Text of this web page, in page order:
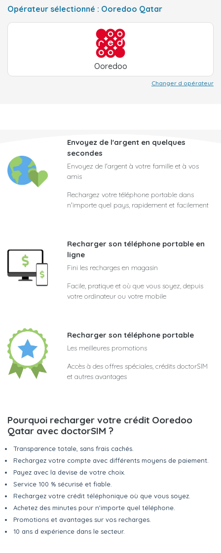
Opérateur sélectionné : Ooredoo Qatar
Ooredoo
Changer d opérateur
Envoyez de l'argent en quelques
secondes
Envoyez de l'argent à votre famille et à vos
amis
Rechargez votre téléphone portable dans
n'importe quel pays, rapidement et facilement
Recharger son téléphone portable en
ligne
Fini les recharges en magasin
Facile, pratique et où que vous soyez, depuis
votre ordinateur ou votre mobile
Recharger son téléphone portable
Les meilleures promotions
Accès à des offres spéciales, crédits doctorSIM
et autres avantages
Pourquoi recharger votre crédit Ooredoo
Qatar avec doctorSIM ?
Transparence totale, sans frais cachés.
Rechargez votre compte avec différents moyens de paiement.
Payez avec la devise de votre choix.
Service 100 % sécurisé et fiable.
Rechargez votre crédit téléphonique où que vous soyez.
Achetez des minutes pour n'importe quel téléphone.
Promotions et avantages sur vos recharges.
10 ans d expérience dans le secteur.